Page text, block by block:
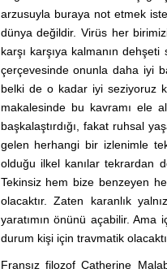
arzusuyla buraya not etmek
dünya değildir. Virüs her
karşı karşıya kalmanın
çerçevesinde onunla daha iyi
belki de o kadar iyi seziyoruz
makalesinde bu kavramı ele
başkalaştırdığı, fakat ruhsal
gelen herhangi bir izlenimle
olduğu ilkel kanılar tekrardan
Tekinsiz hem bize benzeyen
olacaktır. Zaten karanlık
yaratımın önünü açabilir.
durum kişi için travmatik
Fransız filozof Catherine